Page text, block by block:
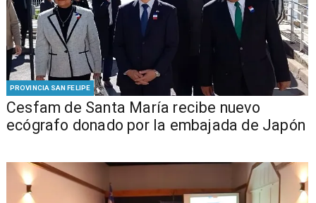
PROVINCIA SAN FELIPE
Cesfam de Santa María recibe nuevo
ecógrafo donado por la embajada de Japón